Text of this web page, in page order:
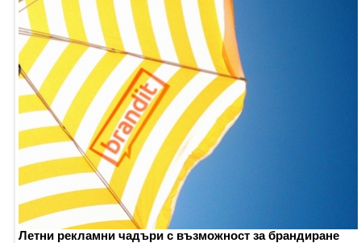
Летни рекламничадърис възможностзабрандиране